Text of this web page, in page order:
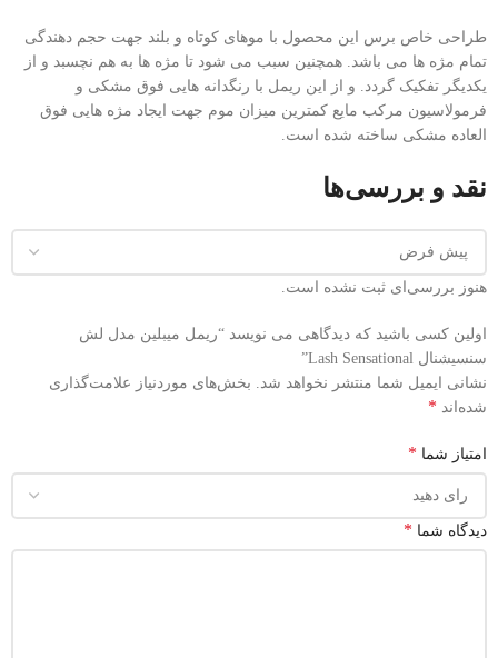
طراحی خاص برس این محصول با موهای کوتاه و بلند جهت حجم دهندگی
تمام مژه ها می باشد. همچنین سبب می شود تا مژه ها به هم نچسبد و از
یکدیگر تفکیک گردد. و از این ریمل با رنگدانه هایی فوق مشکی و
فرمولاسیون مرکب مایع کمترین میزان موم جهت ایجاد مژه هایی فوق
العاده مشکی ساخته شده است.
نقد و بررسی‌ها
هنوز بررسی‌ای ثبت نشده است.
اولین کسی باشید که دیدگاهی می نویسد “ریمل میبلین مدل لش
سنسیشنال Lash Sensational”
نشانی ایمیل شما منتشر نخواهد شد.
بخش‌های موردنیاز علامت‌گذاری
شده‌اند *
امتیاز شما *
دیدگاه شما *